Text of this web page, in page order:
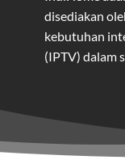
disediakan
kebutuhan
(IPTV) dalam
Layanan Wifi
maupun
hiburan